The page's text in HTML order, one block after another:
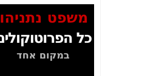
המסמכים בנושא בזק-
Yes (תיק 4000)
לאיש הלא נכון! -כאן
עובדות ומסמכים